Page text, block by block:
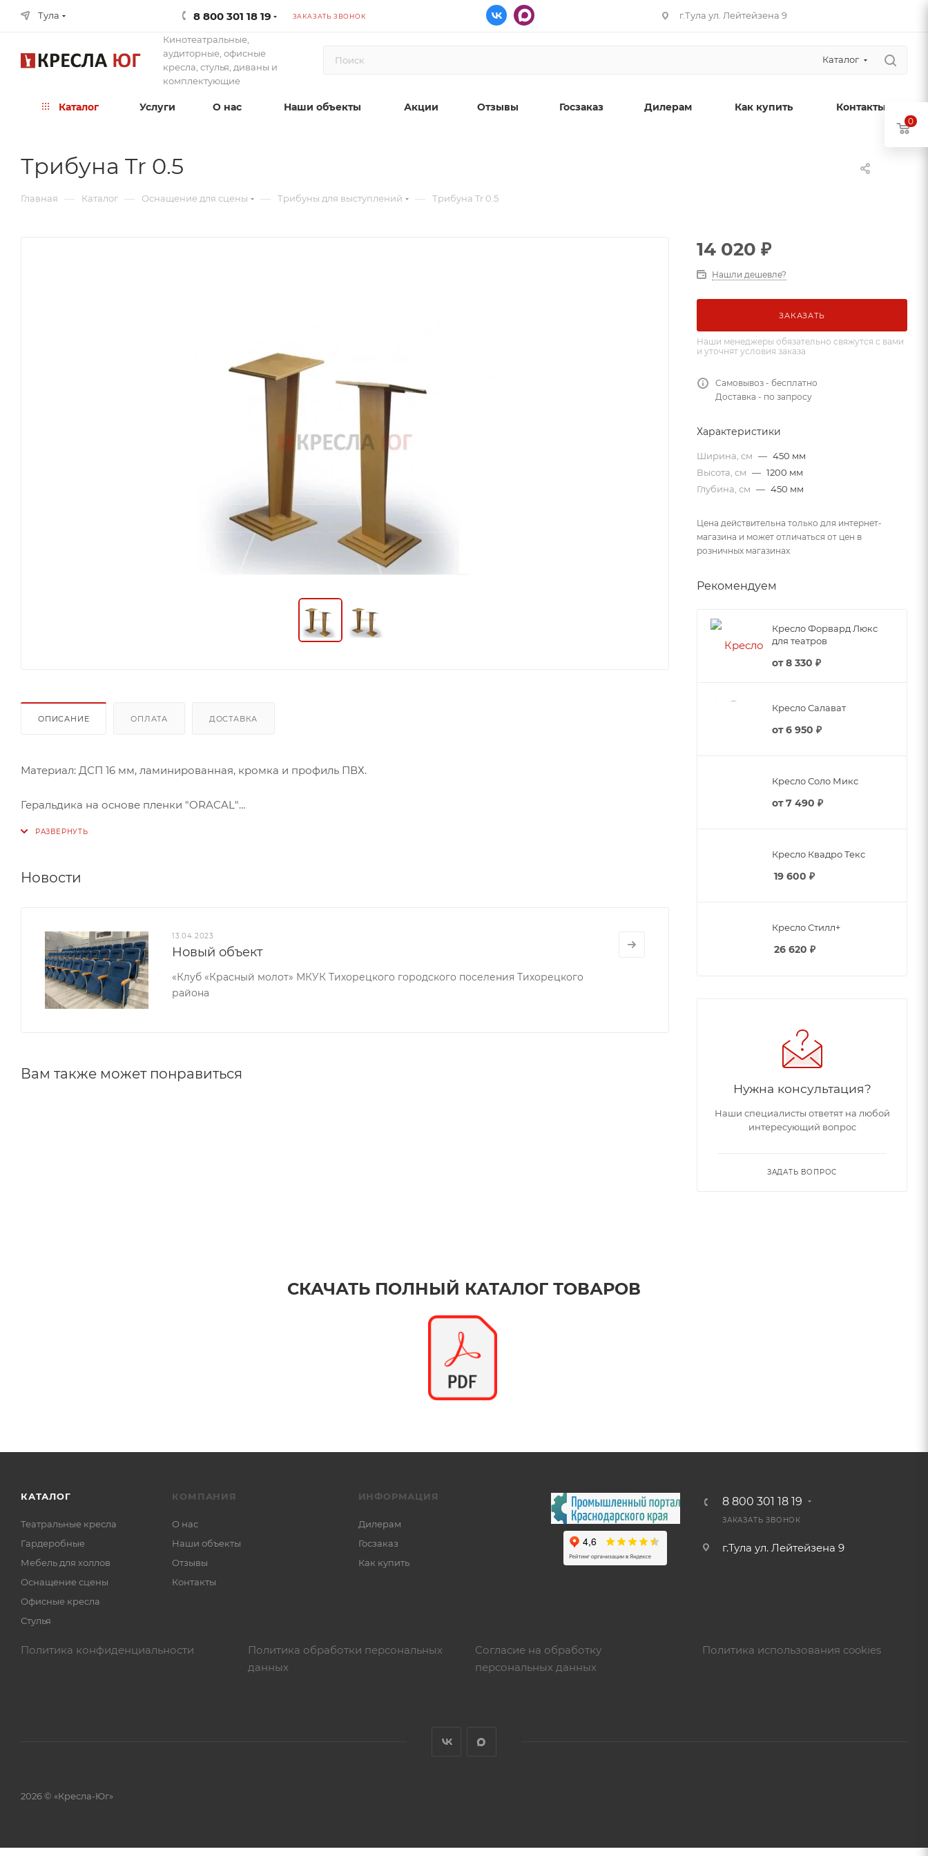
Тула 8 800 301 18 19 ЗАКАЗАТЬ ЗВОНОК г.Тула ул. Лейтейзена 9
Кинотеатральные,
аудиторные, офисные
кресла, стулья, диваны и
комплектующие
Каталог
Каталог Услуги О нас Наши объекты Акции Отзывы Госзаказ Дилерам Как купить Контакты
Трибуна Tr 0.5
Главная — Каталог — Оснащение для сцены — Трибуны для выступлений — Трибуна Tr 0.5
ОПИСАНИЕ ОПЛАТА ДОСТАВКА
Материал: ДСП 16 мм, ламинированная, кромка и профиль ПВХ.
Геральдика на основе пленки "ORACAL"
красивую и качественную модель.
оптимальных размеров и высоты.
Трибуна Tr 0.5 будет по достоинству оценена покупателями благодаря своим положительным свойствам :
-надежная конструкция;
-компактные габаритные размеры;
Новости
13.04.2023
Новый объект
«Клуб «Красный молот» МКУК Тихорецкого городского поселения Тихорецкого
района
Вам также может понравиться
14 020 ₽
Нашли дешевле?
ЗАКАЗАТЬ
Наши менеджеры обязательно свяжутся с вами
и уточнят условия заказа
Самовывоз - бесплатно
Доставка - по запросу
Характеристики
Ширина, см — 450 мм
Высота, см — 1200 мм
Глубина, см — 450 мм
Цена действительна только для интернет-
магазина и может отличаться от цен в
розничных магазинах
Рекомендуем
Кресло Форвард Люкс
для театров
от8 330 ₽
Кресло Салават
от6 950 ₽
Кресло Соло Микс
от7 490 ₽
Кресло Квадро Текс
19 600 ₽
Кресло Стилл+
26 620 ₽
Нужна консультация?
Наши специалисты ответят на любой
интересующий вопрос
ЗАДАТЬ ВОПРОС
СКАЧАТЬ ПОЛНЫЙ КАТАЛОГ ТОВАРОВ
КАТАЛОГ
Театральные кресла
Гардеробные
Мебель для холлов
Оснащение сцены
Офисные кресла
Стулья
КОМПАНИЯ
О нас
Наши объекты
Отзывы
Контакты
ИНФОРМАЦИЯ
Дилерам
Госзаказ
Как купить
8 800 301 18 19
ЗАКАЗАТЬ ЗВОНОК
г.Тула ул. Лейтейзена 9
Политика конфиденциальности
Политика обработки персональных
данных
Согласие на обработку
персональных данных
Политика использования cookies
2026 © «Кресла-Юг»
0